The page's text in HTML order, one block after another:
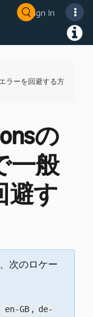
Sign In
ラーを回避する方
の
一般
避す
次のロケー
en-GB , de-